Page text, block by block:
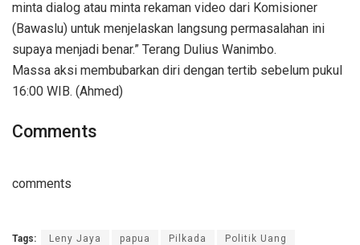
minta dialog atau minta rekaman video dari Komisioner
(Bawaslu) untuk menjelaskan langsung permasalahan ini
supaya menjadi benar.” Terang Dulius Wanimbo.
Massa aksi membubarkan diri dengan tertib sebelum pukul
16:00 WIB. (Ahmed)
Comments
comments
Tags: Leny Jaya papua Pilkada Politik Uang